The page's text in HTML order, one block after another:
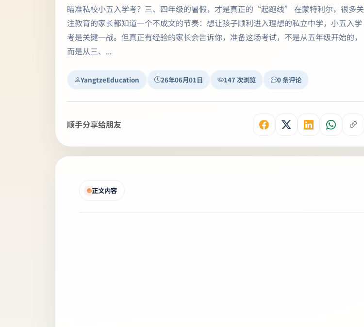
瞄准私校小五入学考？三、四年级的暑假，才是真正的“起跑线” 在蒙特利尔，很多关
注教育的家长都知道一个不成文的节奏：想让孩子顺利进入理想的私立中学，小五入学
考是关键一战。但真正有经验的家长会告诉你，准备这场考试，不是从五年级开始的，
而是从三、...
YangtzeEducation 26年06月01日 147 次浏览 0 条评论
顺手分享给朋友
正文内容